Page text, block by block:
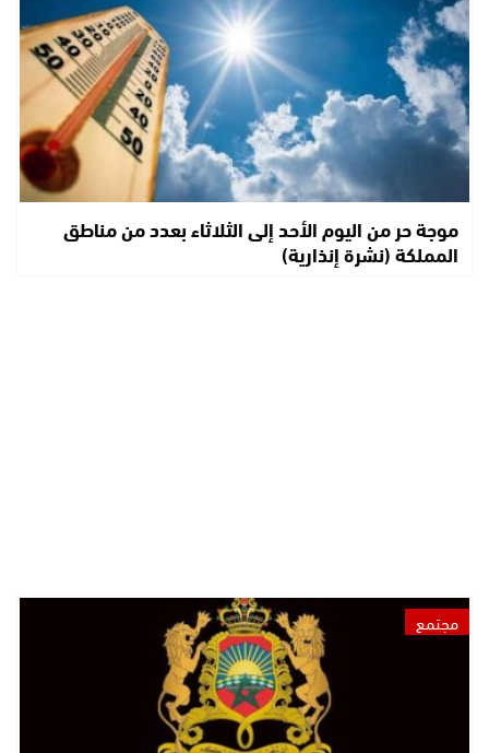
موجة حر من اليوم الأحد إلى الثلاثاء بعدد من مناطق
المملكة (نشرة إنذارية)
مجتمع